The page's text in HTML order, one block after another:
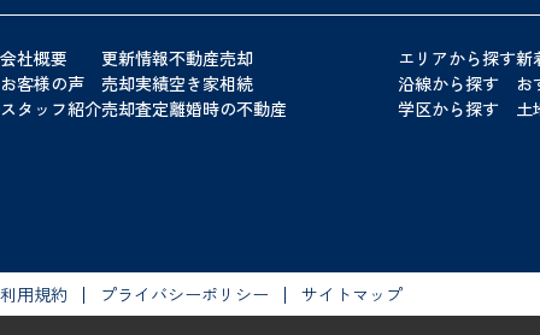
会社概要
お客様の声
スタッフ紹介
更新情報
売却実績
売却査定
不動産売却
空き家相続
離婚時の不動産
エリアから探す
沿線から探す
学区から探す
新
お
土
利用規約 プライバシーポリシー サイトマップ